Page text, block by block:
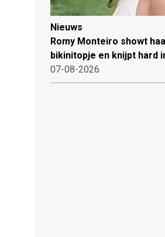
Nieuws
Romy Monteiro showt
bikinitopje en knijpt hard
07-08-2026